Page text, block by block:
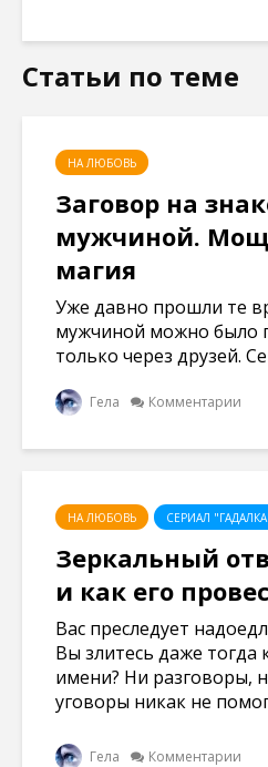
Статьи по теме
НА ЛЮБОВЬ
Заговор на
мужчиной.
магия
Уже давно прошли те
мужчиной можно было
только через друзей.
Гела Комментарии
НА ЛЮБОВЬ СЕРИАЛ
Зеркальный
и как его
Вас преследует
Вы злитесь даже тогда
имени? Ни разговоры,
уговоры никак не
Гела Комментарии